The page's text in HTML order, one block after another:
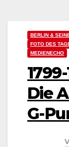
BERLIN &
FOTO DES
MEDIENECHO
Die
G-